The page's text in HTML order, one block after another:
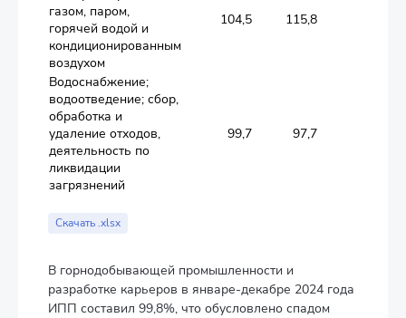
газом, паром,
горячей водой и
кондиционированным
воздухом
104,5 115,8
Водоснабжение;
водоотведение; сбор,
обработка и
удаление отходов,
деятельность по
ликвидации
загрязнений
99,7 97,7
Скачать .xlsx
В горнодобывающей промышленности и
разработке карьеров в январе-декабре 2024 года
ИПП составил 99,8%, что обусловлено спадом